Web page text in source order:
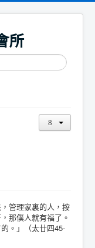
所
管理家裏的人，按
那僕人就有福了。
。」（太廿四45-